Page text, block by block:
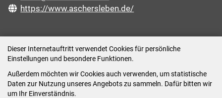
Dieser Internetauftritt verwendet Cookies für persönliche
Einstellungen und besondere Funktionen.
Außerdem möchten wir Cookies auch verwenden, um statistische
Daten zur Nutzung unseres Angebots zu sammeln. Dafür bitten wir
um Ihr Einverständnis.
https://www.aschersleben.de/
Montag: 09:00-12:00 /14:00-15:00 Uhr
Dienstag: 09:00-12:00 /14:00-16:00 Uhr
Mittwoch: 09:00 - 12:00 Uhr (nach vorheriger